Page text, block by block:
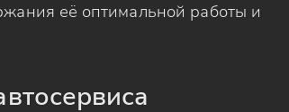
её оптимальной работы и